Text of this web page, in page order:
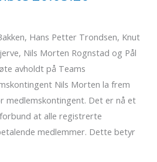
Hans Petter Trondsen, Knut
Nils Morten Rognstad og Pål
avholdt på Teams
Nils Morten la frem
medlemskontingent. Det er nå et
at alle registrerte
medlemmer. Dette betyr